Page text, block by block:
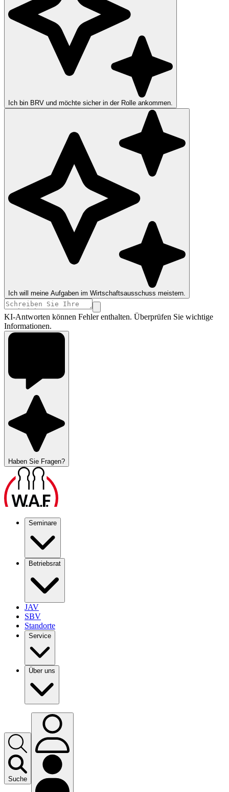
Ich bin BRV und möchte sicher in der Rolle ankommen.
Ich will meine Aufgaben im Wirtschaftsausschuss meistern.
KI-Antworten können Fehler enthalten. Überprüfen Sie wichtige
Informationen.
Haben Sie Fragen?
Seminare
Betriebsrat
JAV
SBV
Standorte
Service
Über uns
Suche